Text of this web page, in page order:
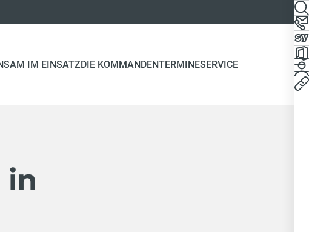
IM EINSATZDIE KOMMANDENTERMINESERVICE
in